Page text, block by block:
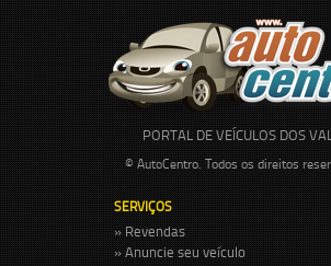
PORTAL DE VEÍCULOS DOS
© AutoCentro. Todos os direitos
SERVIÇOS
» Revendas
» Anuncie seu veículo